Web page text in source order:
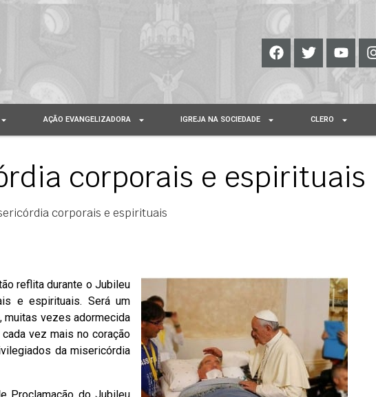
AÇÃO EVANGELIZADORA IGREJA NA SOCIEDADE CLERO
corporais e espirituais
corporais e espirituais
reflita durante o Jubileu
e espirituais. Será um
muitas vezes adormecida
vez mais no coração
da misericórdia